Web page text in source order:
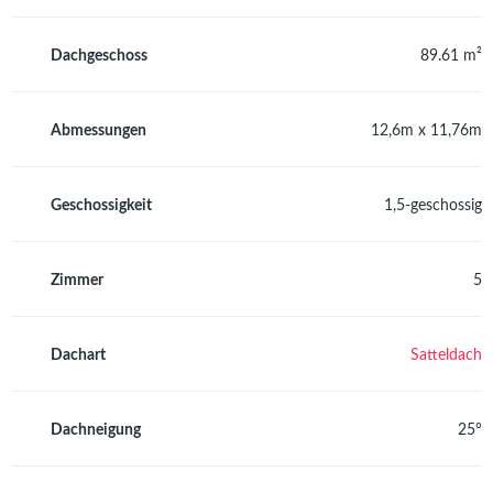
Dachgeschoss 89.61 m²
Abmessungen 12,6m x 11,76m
Geschossigkeit 1,5-geschossig
Zimmer 5
Dachart Satteldach
Dachneigung 25°